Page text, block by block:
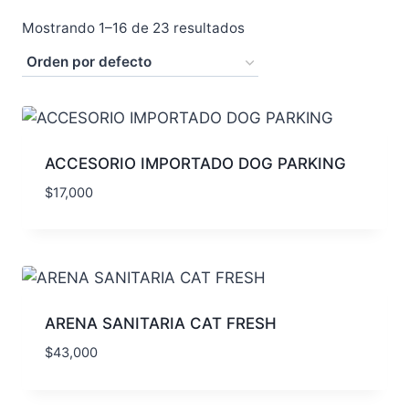
Mostrando 1–16 de 23 resultados
ACCESORIO IMPORTADO DOG PARKING
$17,000
ARENA SANITARIA CAT FRESH
$43,000